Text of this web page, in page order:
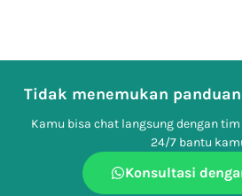
Tidak menemukan
Kamu bisa chat langsung dengan
24/7 bantu
Konsultasi